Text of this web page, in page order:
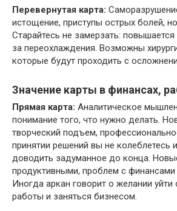
Перевернутая карта:
истощение, приступы острых болей,
Старайтесь не замерзать:
за переохлаждения. Возможны
которые будут проходить с
Значение карты в финансах,
Прямая карта: Аналитическое
понимание того, что нужно делать.
творческий подъем,
принятии решений вы не колеблетесь
доводить задуманное до конца.
продуктивными, проблем с финансами
Иногда аркан говорит о желании уйти
работы и заняться бизнесом.